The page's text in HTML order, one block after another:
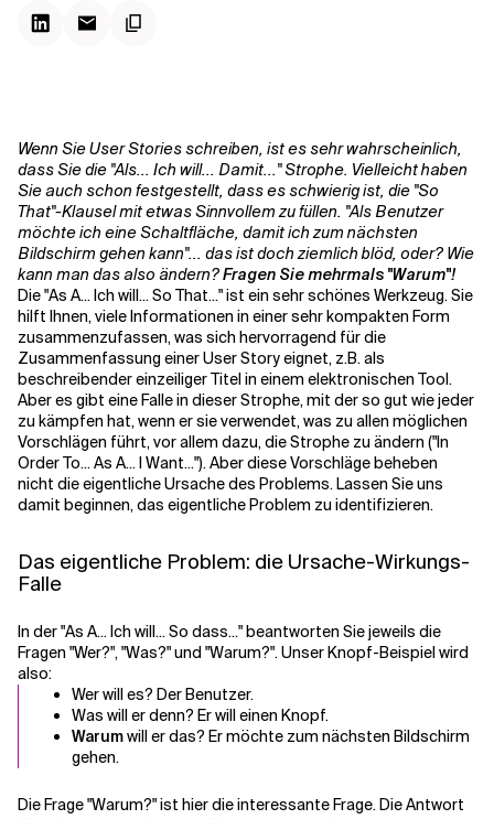
Verwandte Themen
Wenn Sie User Stories schreiben, ist es sehr wahrscheinlich,
dass Sie die "Als... Ich will... Damit..." Strophe. Vielleicht haben
Sie auch schon festgestellt, dass es schwierig ist, die "So
That"-Klausel mit etwas Sinnvollem zu füllen. "Als Benutzer
möchte ich eine Schaltfläche, damit ich zum nächsten
Bildschirm gehen kann"... das ist doch ziemlich blöd, oder? Wie
kann man das also ändern?Fragen Sie mehrmals "Warum"!
Die "As A... Ich will... So That..." ist ein sehr schönes Werkzeug. Sie
hilft Ihnen, viele Informationen in einer sehr kompakten Form
zusammenzufassen, was sich hervorragend für die
Zusammenfassung einer User Story eignet, z.B. als
beschreibender einzeiliger Titel in einem elektronischen Tool.
Aber es gibt eine Falle in dieser Strophe, mit der so gut wie jeder
zu kämpfen hat, wenn er sie verwendet, was zu allen möglichen
Vorschlägen führt, vor allem dazu, die Strophe zu ändern ("In
Order To... As A... I Want..."). Aber diese Vorschläge beheben
nicht die eigentliche Ursache des Problems. Lassen Sie uns
damit beginnen, das eigentliche Problem zu identifizieren.
Das eigentliche Problem: die Ursache-Wirkungs-
Falle
In der "As A... Ich will... So dass..." beantworten Sie jeweils die
Fragen "Wer?", "Was?" und "Warum?". Unser Knopf-Beispiel wird
also:
Wer will es? Der Benutzer.
Was will er denn? Er will einen Knopf.
Warumwill er das? Er möchte zum nächsten Bildschirm
gehen.
Die Frage "Warum?" ist hier die interessante Frage. Die Antwort